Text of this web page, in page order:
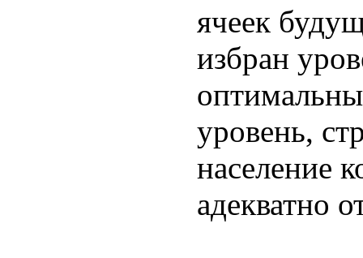
ячеек
избран
уровень,
население
адекватно